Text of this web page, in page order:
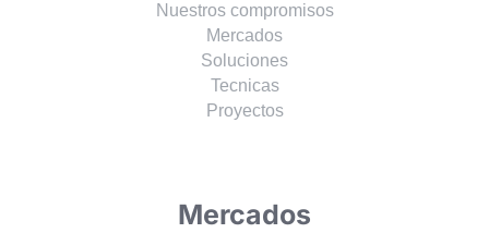
Nuestros compromisos
Mercados
Soluciones
Tecnicas
Proyectos
Mercados